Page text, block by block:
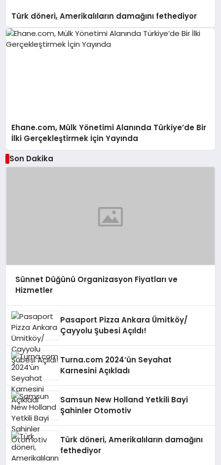
Türk döneri, Amerikalıların damağını fethediyor
Ehane.com, Mülk Yönetimi Alanında Türkiye’de Bir
İlki Gerçekleştirmek İçin Yayında
Son Dakika
Sünnet Düğünü Organizasyon Fiyatları ve
Hizmetler
Pasaport Pizza Ankara Ümitköy/
Çayyolu Şubesi Açıldı!
Turna.com 2024’ün Seyahat
Karnesini Açıkladı
Samsun New Holland Yetkili Bayi
Şahinler Otomotiv
Türk döneri, Amerikalıların damağını
fethediyor